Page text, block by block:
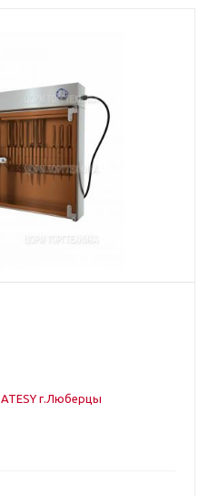
ATESY г.Люберцы